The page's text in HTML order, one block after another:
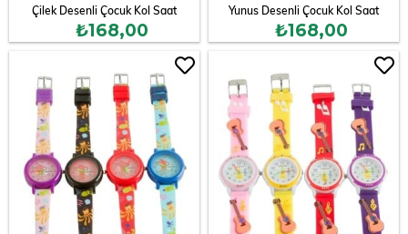
Çilek Desenli Çocuk Kol Saat
₺168,00
Yunus Desenli Çocuk Kol Saat
₺168,00